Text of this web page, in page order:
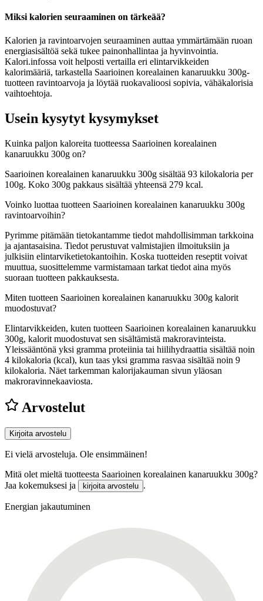
Miksi kalorien seuraaminen on tärkeää?
Kalorien ja ravintoarvojen seuraaminen auttaa ymmärtämään ruoan
energiasisältöä sekä tukee painonhallintaa ja hyvinvointia.
Kalori.infossa voit helposti vertailla eri elintarvikkeiden
kalorimääriä, tarkastella Saarioinen korealainen kanaruukku 300g-
tuotteen ravintoarvoja ja löytää ruokavalioosi sopivia, vähäkalorisia
vaihtoehtoja.
Usein kysytyt kysymykset
Kuinka paljon kaloreita tuotteessa Saarioinen korealainen
kanaruukku 300g on?
Saarioinen korealainen kanaruukku 300g sisältää 93 kilokaloria per
100g. Koko 300g pakkaus sisältää yhteensä 279 kcal.
Voinko luottaa tuotteen Saarioinen korealainen kanaruukku 300g
ravintoarvoihin?
Pyrimme pitämään tietokantamme tiedot mahdollisimman tarkkoina
ja ajantasaisina. Tiedot perustuvat valmistajien ilmoituksiin ja
julkisiin elintarviketietokantoihin. Koska tuotteiden reseptit voivat
muuttua, suosittelemme varmistamaan tarkat tiedot aina myös
suoraan tuotteen pakkauksesta.
Miten tuotteen Saarioinen korealainen kanaruukku 300g kalorit
muodostuvat?
Elintarvikkeiden, kuten tuotteen Saarioinen korealainen kanaruukku
300g, kalorit muodostuvat sen sisältämistä makroravinteista.
Yleissääntönä yksi gramma proteiinia tai hiilihydraattia sisältää noin
4 kilokaloria (kcal), kun taas yksi gramma rasvaa sisältää noin 9
kilokaloria. Näet tarkemman kalorijakauman sivun yläosan
makroravinnekaaviosta.
Arvostelut
Kirjoita arvostelu
Ei vielä arvosteluja. Ole ensimmäinen!
Mitä olet mieltä tuotteesta Saarioinen korealainen kanaruukku 300g?
Jaa kokemuksesi ja
kirjoita arvostelu .
Energian jakautuminen